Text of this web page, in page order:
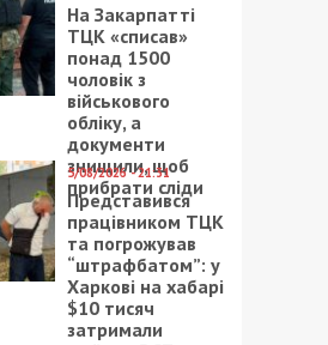
На Закарпатті
ТЦК «списав»
понад 1500
чоловік з
військового
обліку, а
документи
знищили, щоб
прибрати сліди
5/08/2026 - 21:31
Представився
працівником ТЦК
та погрожував
“штрафбатом”: у
Харкові на хабарі
$10 тисяч
затримали